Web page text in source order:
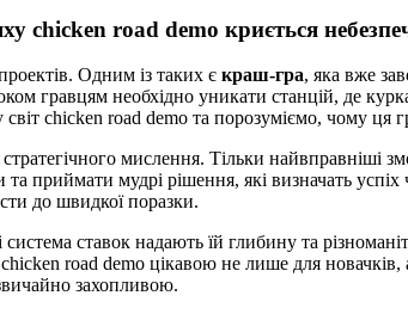
chicken road demo криється
Одним із таких є краш-гра, яка вже
гравцям необхідно уникати станцій, де
chicken road demo та порозуміємо, чому ця
мислення. Тільки
приймати мудрі рішення, які визначать
до швидкої поразки.
ставок надають їй глибину та
road demo цікавою не лише для новачків,
захопливою.